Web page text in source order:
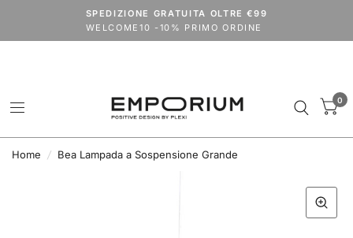
SPEDIZIONE GRATUITA OLTRE €99
WELCOME10 -10% PRIMO ORDINE
Spedizioni dal 24 agosto.
VACANZE2026extra 15% su tutto il catalogo (outlet escluso)
0
Home / Bea Lampada a Sospensione Grande